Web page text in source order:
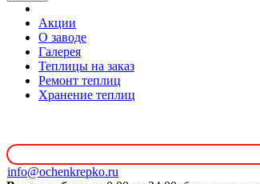
Акции
О заводе
Галерея
Теплицы на заказ
Ремонт теплиц
Хранение теплиц
info@ochenkrepko.ru